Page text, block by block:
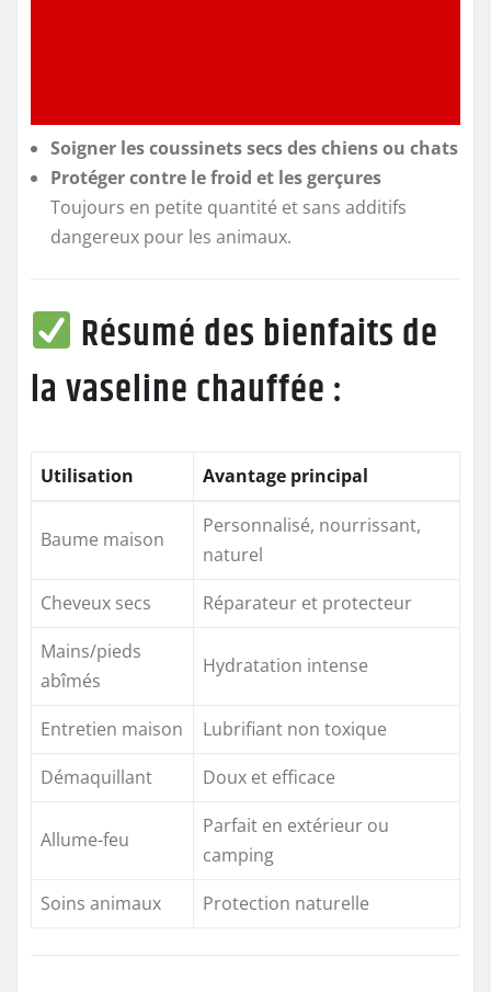
Soigner les coussinets secs des chiens ou chats
Protéger contre le froid et les gerçures
Toujours en petite quantité et sans additifs
dangereux pour les animaux.
Résumé des bienfaits de
la vaseline chauffée :
Utilisation Avantage principal
Baume maison
Personnalisé, nourrissant,
naturel
Cheveux secs
Réparateur et protecteur
Mains/pieds
abîmés
Hydratation intense
Entretien maison
Lubrifiant non toxique
Démaquillant
Doux et efficace
Allume-feu
Parfait en extérieur ou
camping
Soins animaux
Protection naturelle